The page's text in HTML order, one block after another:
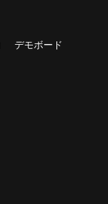
デモボード